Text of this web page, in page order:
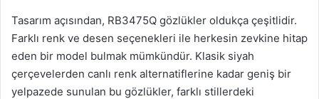
Tasarım açısından, RB3475Q gözlükler oldukça çeşitlidir.
Farklı renk ve desen seçenekleri ile herkesin zevkine hitap
eden bir model bulmak mümkündür. Klasik siyah
çerçevelerden canlı renk alternatiflerine kadar geniş bir
yelpazede sunulan bu gözlükler, farklı stillerdeki